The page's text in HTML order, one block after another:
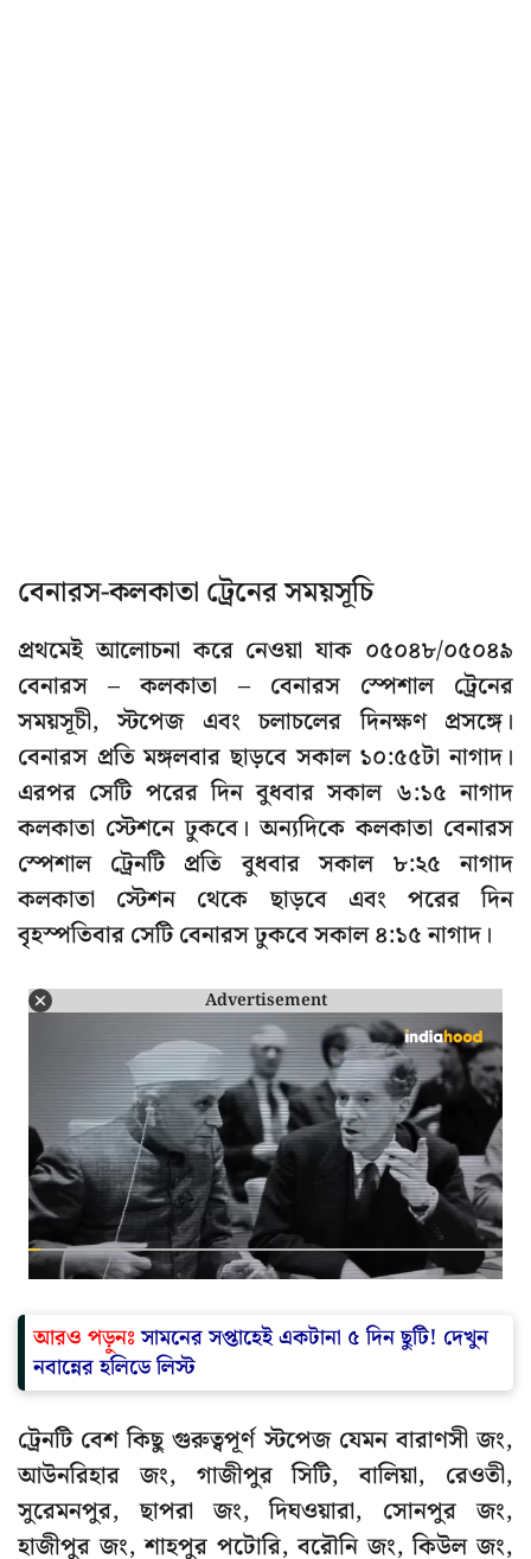
বেনারস-কলকাতা ট্রেনের সময়সূচি
প্রথমেই আলোচনা করে নেওয়া যাক ০৫০৪৮/০৫০৪৯
বেনারস – কলকাতা – বেনারস স্পেশাল ট্রেনের
সময়সূচী, স্টপেজ এবং চলাচলের দিনক্ষণ প্রসঙ্গে।
বেনারস প্রতি মঙ্গলবার ছাড়বে সকাল ১০:৫৫টা নাগাদ।
এরপর সেটি পরের দিন বুধবার সকাল ৬:১৫ নাগাদ
কলকাতা স্টেশনে ঢুকবে। অন্যদিকে কলকাতা বেনারস
স্পেশাল ট্রেনটি প্রতি বুধবার সকাল ৮:২৫ নাগাদ
কলকাতা স্টেশন থেকে ছাড়বে এবং পরের দিন
বৃহস্পতিবার সেটি বেনারস ঢুকবে সকাল ৪:১৫ নাগাদ।
Advertisement
আরও পড়ুনঃসামনের সপ্তাহেই একটানা ৫ দিন ছুটি! দেখুন
নবান্নের হলিডে লিস্ট
ট্রেনটি বেশ কিছু গুরুত্বপূর্ণ স্টপেজ যেমন বারাণসী জং,
আউনরিহার জং, গাজীপুর সিটি, বালিয়া, রেওতী,
সুরেমনপুর, ছাপরা জং, দিঘওয়ারা, সোনপুর জং,
হাজীপুর জং, শাহপুর পটোরি, বরৌনি জং, কিউল জং,